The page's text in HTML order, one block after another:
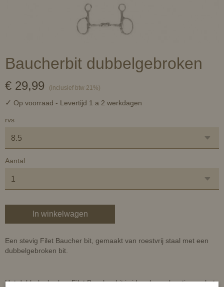
Baucherbit dubbelgebroken
€ 29,99 (inclusief btw 21%)
✓ Op voorraad - Levertijd 1 a 2 werkdagen
rvs
Aantal
In winkelwagen
Een stevig Filet Baucher bit, gemaakt van roestvrij staal met een
dubbelgebroken bit.
Het dubbelgebroken Filet Baucher bit is ideaal om elevatie van het